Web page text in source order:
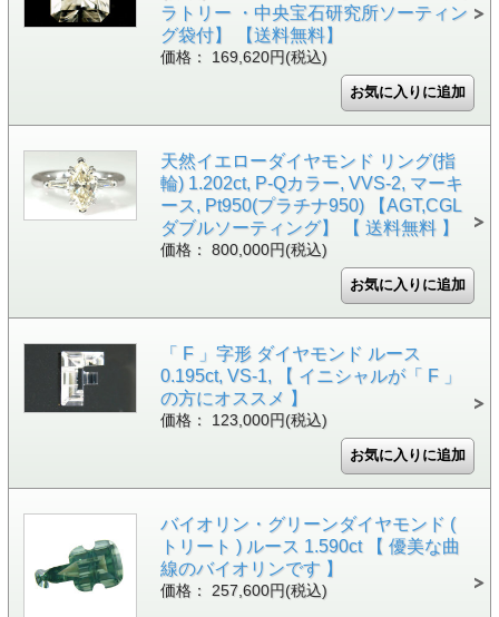
ラトリー ・中央宝石研究所ソーティン
グ袋付】 【送料無料】
価格： 169,620円(税込)
天然イエローダイヤモンド リング(指
輪) 1.202ct, P-Qカラー, VVS-2, マーキ
ース, Pt950(プラチナ950) 【AGT,CGL
ダブルソーティング】 【 送料無料 】
価格： 800,000円(税込)
「 F 」字形 ダイヤモンド ルース
0.195ct, VS-1, 【 イニシャルが「 F 」
の方にオススメ 】
価格： 123,000円(税込)
バイオリン・グリーンダイヤモンド (
トリート ) ルース 1.590ct 【 優美な曲
線のバイオリンです 】
価格： 257,600円(税込)